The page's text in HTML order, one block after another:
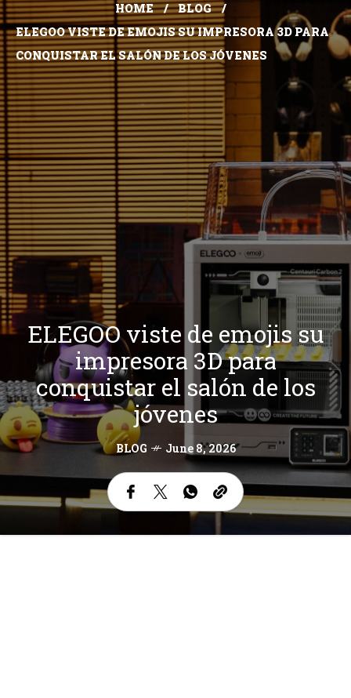
HOME
BLOG
ELEGOO VISTE DE EMOJIS SU IMPRESORA 3D PARA
CONQUISTAR EL SALÓN DE LOS JÓVENES
ELEGOO viste de emojis su
impresora 3D para
conquistar el salón de los
jóvenes
BLOG June 8, 2026